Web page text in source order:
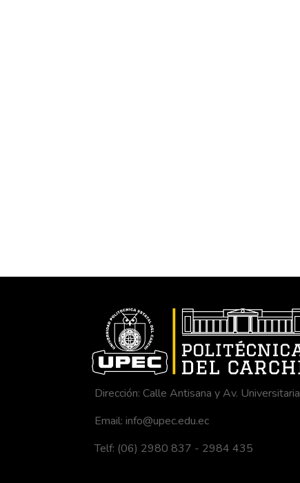
Dirección: Calle Antisana y Av. Universitaria
Email: info@upec.edu.ec
Telf: (06) 2980 837 - 2984 435